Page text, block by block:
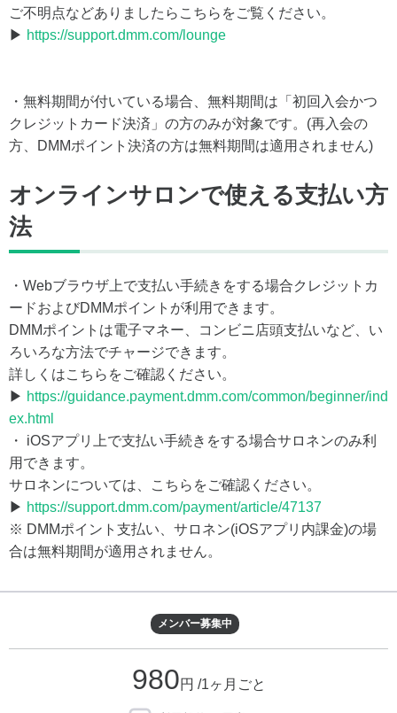
ご不明点などありましたらこちらをご覧ください。
▶ https://support.dmm.com/lounge
・無料期間が付いている場合、無料期間は「初回入会かつ
クレジットカード決済」の方のみが対象です。(再入会の
方、DMMポイント決済の方は無料期間は適用されません)
オンラインサロンで使える支払い方
法
・Webブラウザ上で支払い手続きをする場合クレジットカ
ードおよびDMMポイントが利用できます。
DMMポイントは電子マネー、コンビニ店頭支払いなど、い
ろいろな方法でチャージできます。
詳しくはこちらをご確認ください。
▶ https://guidance.payment.dmm.com/common/beginner/ind
ex.html
・ iOSアプリ上で支払い手続きをする場合サロネンのみ利
用できます。
サロネンについては、こちらをご確認ください。
▶ https://support.dmm.com/payment/article/47137
※ DMMポイント支払い、サロネン(iOSアプリ内課金)の場
合は無料期間が適用されません。
メンバー募集中
980円 /1ヶ月ごと